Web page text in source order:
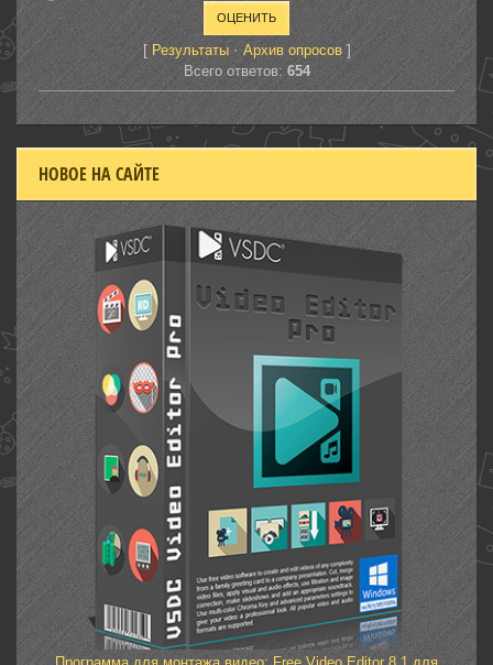
[ Результаты· Архив опросов]
Всего ответов: 654
НОВОЕ НА САЙТЕ